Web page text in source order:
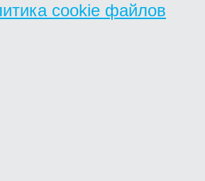
cookie файлов